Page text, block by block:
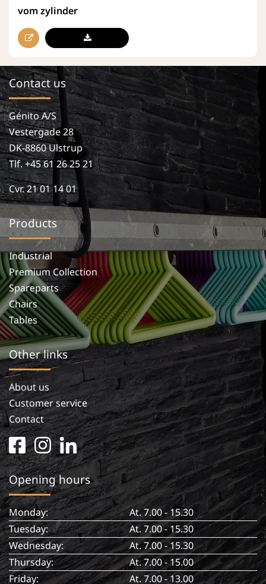
vom zylinder
Contact us
Génito A/S
Vestergade 28
DK-8860 Ulstrup
Tlf. +45 61 26 25 21
Cvr. 21 01 14 01
Products
Industrial
Premium Collection
Spareparts
Chairs
Tables
Other links
About us
Customer service
Contact
facebook
square
instagram
linkedin
in
Opening hours
Monday:
At. 7.00 - 15.30
Tuesday:
At. 7.00 - 15.30
Wednesday:
At. 7.00 - 15.30
Thursday:
At. 7.00 - 15.00
Friday:
At. 7.00 - 13.00